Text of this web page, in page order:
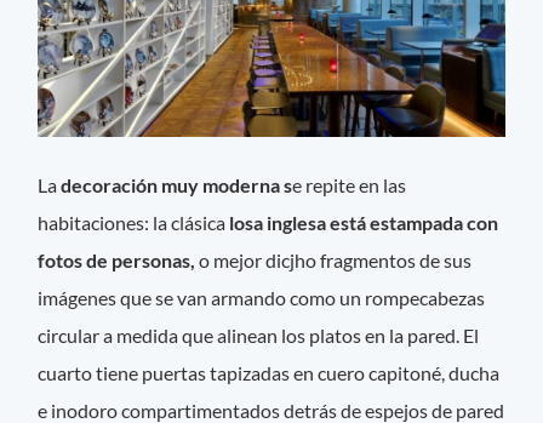
Ladecoración muy moderna se repite en las
habitaciones: la clásica losa inglesa está estampada con
fotos de personas,o mejor dicjho fragmentos de sus
imágenes que se van armando como un rompecabezas
circular a medida que alinean los platos en la pared. El
cuarto tiene puertas tapizadas en cuero capitoné, ducha
e inodoro compartimentados detrás de espejos de pared